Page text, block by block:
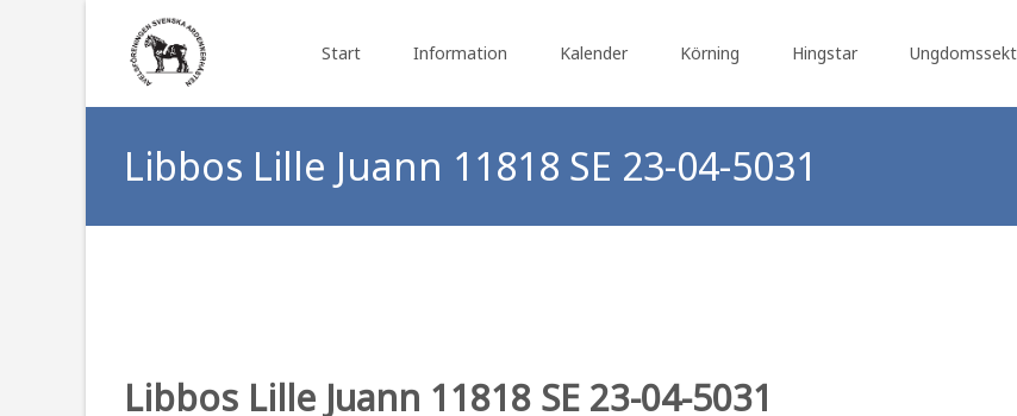
Start
Information Kalender Körning Hingstar
Libbos Lille Juann 11818 SE 23-04-5031
Libbos Lille Juann 11818 SE 23-04-5031